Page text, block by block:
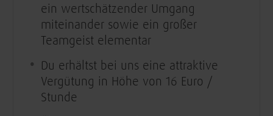
ein wertschätzender Umgang
miteinander sowie ein großer
Teamgeist elementar
Du erhältst bei uns eine attraktive
Vergütung in Höhe von 16 Euro /
Stunde